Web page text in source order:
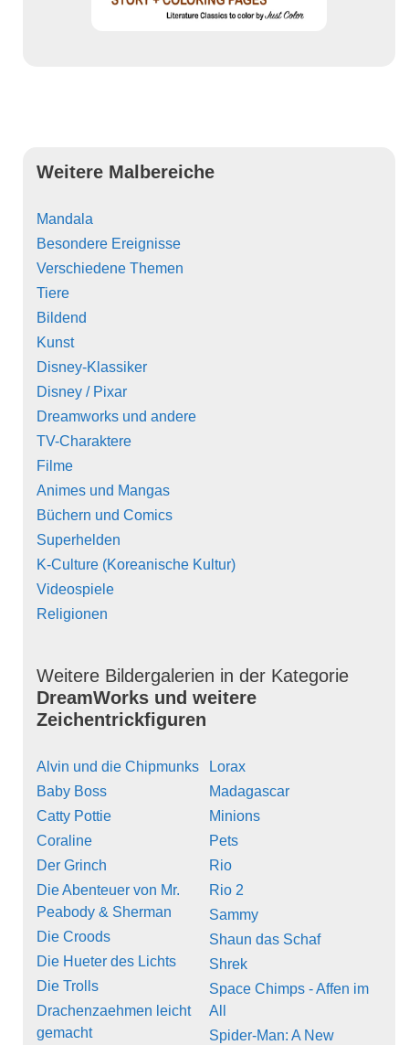
Weitere Malbereiche
Mandala
Besondere Ereignisse
Verschiedene Themen
Tiere
Bildend
Kunst
Disney-Klassiker
Disney / Pixar
Dreamworks und andere
TV-Charaktere
Filme
Animes und Mangas
Büchern und Comics
Superhelden
K-Culture (Koreanische Kultur)
Videospiele
Religionen
Weitere Bildergalerien in der Kategorie
DreamWorks und weitere
Zeichentrickfiguren
Alvin und die Chipmunks
Baby Boss
Catty Pottie
Coraline
Der Grinch
Die Abenteuer von Mr.
Peabody & Sherman
Die Croods
Die Hueter des Lichts
Die Trolls
Drachenzaehmen leicht
gemacht
Lorax
Madagascar
Minions
Pets
Rio
Rio 2
Sammy
Shaun das Schaf
Shrek
Space Chimps - Affen im
All
Spider-Man: A New